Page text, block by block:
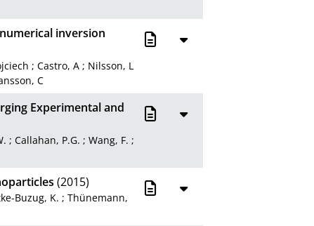
inversion
;Castro, A ; Nilsson, L
C
Experimental and
;Callahan, P.G. ;Wang, F. ;
(2015)
Buzug, K. ;Thünemann,